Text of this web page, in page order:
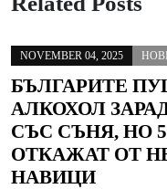
NOVEMBER 04, 2025
БЪЛГАРИТЕ
АЛКОХОЛ
СЪС СЪНЯ, НО
ОТКАЖАТ ОТ
НАВИЦИ